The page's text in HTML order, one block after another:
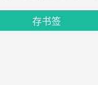
存书签